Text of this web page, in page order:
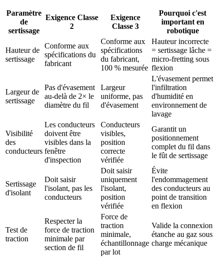
Paramètre
de
sertissage
Exigence Classe
2
Exigence
Classe 3
Pourquoi c'est
important en
robotique
Hauteur de
sertissage
Conforme aux
spécifications du
fabricant
Conforme aux
spécifications
du fabricant,
100 % mesurée
Hauteur incorrecte
= sertissage lâche =
micro-fretting sous
flexion
Largeur de
sertissage
Pas d'évasement
au-delà de 2× le
diamètre du fil
Largeur
uniforme, pas
d'évasement
L'évasement permet
l'infiltration
d'humidité en
environnement de
lavage
Visibilité
des
conducteurs
Les conducteurs
doivent être
visibles dans la
fenêtre
d'inspection
Conducteurs
visibles,
position
correcte
vérifiée
Garantit un
positionnement
complet du fil dans
le fût de sertissage
Sertissage
d'isolant
Doit saisir
l'isolant, pas les
conducteurs
Doit saisir
uniquement
l'isolant,
position
vérifiée
Évite
l'endommagement
des conducteurs au
point de transition
en flexion
Test de
traction
Respecter la
force de traction
minimale par
section de fil
Force de
traction
minimale,
échantillonnage
par lot
Valide la connexion
étanche au gaz sous
charge mécanique